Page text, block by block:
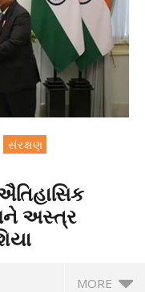
સંરક્ષણ
અસ્ત્ર
MORE